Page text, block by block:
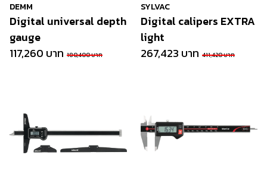
DEMM
Digital universal depth
gauge
117,260 บาท 180,400 บาท
SYLVAC
Digital calipers EXTRA
light
267,423 บาท 411,420 บาท